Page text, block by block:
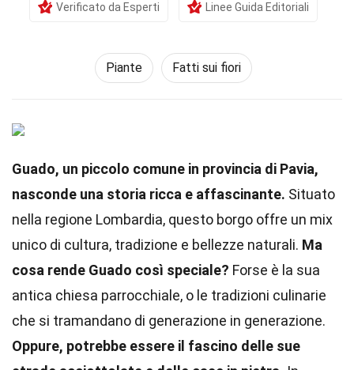
Verificato da Esperti Linee Guida Editoriali
Piante Fatti sui fiori
Guado, un piccolo comune in provincia di Pavia,
nasconde una storia ricca e affascinante. Situato
nella regione Lombardia, questo borgo offre un mix
unico di cultura, tradizione e bellezze naturali. Ma
cosa rende Guado così speciale? Forse è la sua
antica chiesa parrocchiale, o le tradizioni culinarie
che si tramandano di generazione in generazione.
Oppure, potrebbe essere il fascino delle sue